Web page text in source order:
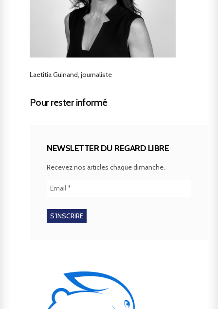
Laetitia Guinand, journaliste
Pour rester informé
NEWSLETTER DU REGARD LIBRE
Recevez nos articles chaque dimanche.